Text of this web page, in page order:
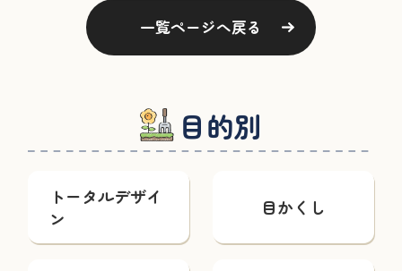
目的別
トータルデザイ
ン
目かくし
一覧ページへ戻る